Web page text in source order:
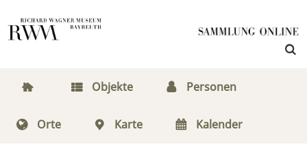
Objekte Personen
Orte Karte Kalender